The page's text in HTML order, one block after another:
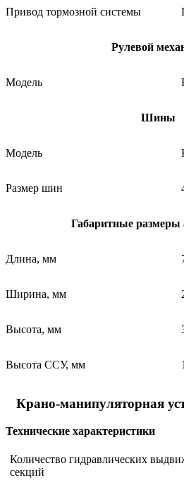
Привод тормозной системы
Рулевой
Модель
Шины
Модель
Размер шин
Габаритные размеры
Длина, мм
Ширина, мм
Высота, мм
Высота ССУ, мм
Крано-манипуляторная
Технические характеристики
Количество гидравлических
секций